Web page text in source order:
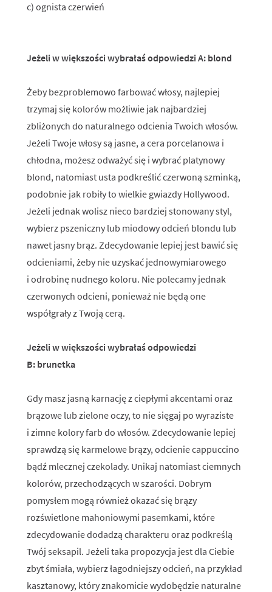
c) ognista czerwień
Jeżeli w większości wybrałaś odpowiedzi A: blond
Żeby bezproblemowo farbować włosy, najlepiej
trzymaj się kolorów możliwie jak najbardziej
zbliżonych do naturalnego odcienia Twoich włosów.
Jeżeli Twoje włosy są jasne, a cera porcelanowa i
chłodna, możesz odważyć się i wybrać platynowy
blond, natomiast usta podkreślić czerwoną szminką,
podobnie jak robiły to wielkie gwiazdy Hollywood.
Jeżeli jednak wolisz nieco bardziej stonowany styl,
wybierz pszeniczny lub miodowy odcień blondu lub
nawet jasny brąz. Zdecydowanie lepiej jest bawić się
odcieniami, żeby nie uzyskać jednowymiarowego
i odrobinę nudnego koloru. Nie polecamy jednak
czerwonych odcieni, ponieważ nie będą one
współgrały z Twoją cerą.
Jeżeli w większości wybrałaś odpowiedzi
B: brunetka
Gdy masz jasną karnację z ciepłymi akcentami oraz
brązowe lub zielone oczy, to nie sięgaj po wyraziste
i zimne kolory farb do włosów. Zdecydowanie lepiej
sprawdzą się karmelowe brązy, odcienie cappuccino
bądź mlecznej czekolady. Unikaj natomiast ciemnych
kolorów, przechodzących w szarości. Dobrym
pomysłem mogą również okazać się brązy
rozświetlone mahoniowymi pasemkami, które
zdecydowanie dodadzą charakteru oraz podkreślą
Twój seksapil. Jeżeli taka propozycja jest dla Ciebie
zbyt śmiała, wybierz łagodniejszy odcień, na przykład
kasztanowy, który znakomicie wydobędzie naturalne